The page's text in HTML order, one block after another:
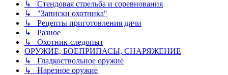
↳ Стендовая стрельба и соревнования
↳ "Записки охотника"
↳ Рецепты приготовления дичи
↳ Разное
↳ Охотник-следопыт
ОРУЖИЕ, БОЕПРИПАСЫ, СНАРЯЖЕНИЕ
↳ Гладкоствольное оружие
↳ Нарезное оружие